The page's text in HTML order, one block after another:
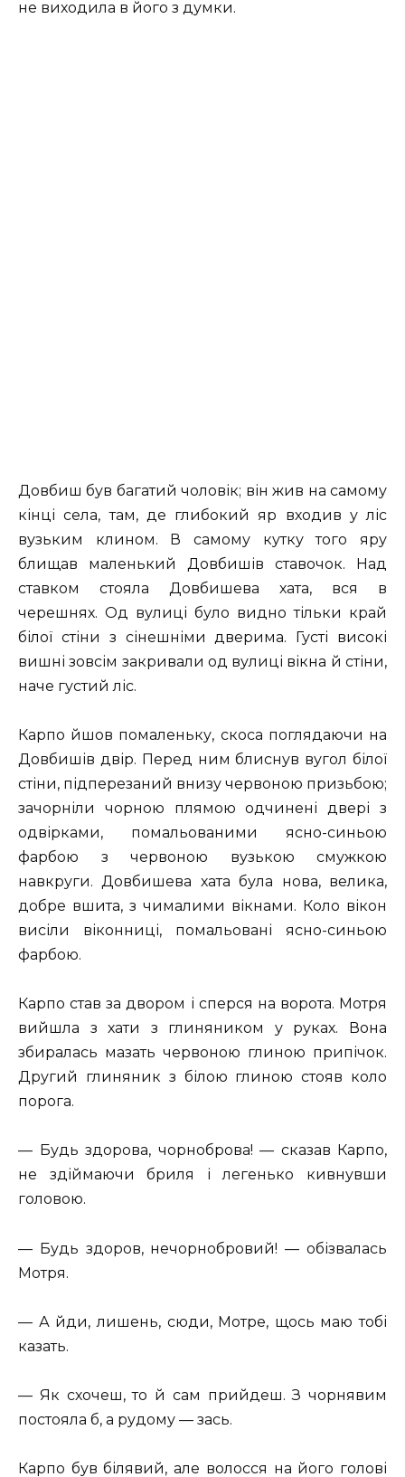
не виходила в його з думки.
Довбиш був багатий чоловік; він жив на самому
кінці села, там, де глибокий яр входив у ліс
вузьким клином. В самому кутку того яру
блищав маленький Довбишів ставочок. Над
ставком стояла Довбишева хата, вся в
черешнях. Од вулиці було видно тільки край
білої стіни з сінешніми дверима. Густі високі
вишні зовсім закривали од вулиці вікна й стіни,
наче густий ліс.
Карпо йшов помаленьку, скоса поглядаючи на
Довбишів двір. Перед ним блиснув вугол білої
стіни, підперезаний внизу червоною призьбою;
зачорніли чорною плямою одчинені двері з
одвірками, помальованими ясно-синьою
фарбою з червоною вузькою смужкою
навкруги. Довбишева хата була нова, велика,
добре вшита, з чималими вікнами. Коло вікон
висіли віконниці, помальовані ясно-синьою
фарбою.
Карпо став за двором і сперся на ворота. Мотря
вийшла з хати з глиняником у руках. Вона
збиралась мазать червоною глиною припічок.
Другий глиняник з білою глиною стояв коло
порога.
— Будь здорова, чорноброва! — сказав Карпо,
не здіймаючи бриля і легенько кивнувши
головою.
— Будь здоров, нечорнобровий! — обізвалась
Мотря.
— А йди, лишень, сюди, Мотре, щось маю тобі
казать.
— Як схочеш, то й сам прийдеш. З чорнявим
постояла б, а рудому — зась.
Карпо був білявий, але волосся на його голові